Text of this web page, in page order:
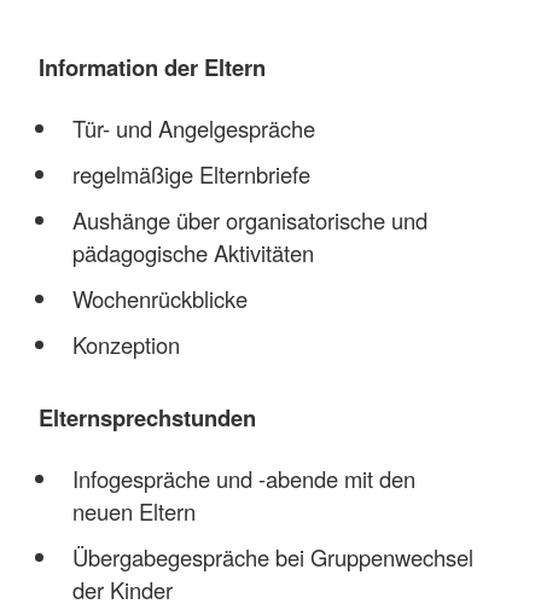
Information der Eltern
Tür- und Angelgespräche
regelmäßige Elternbriefe
Aushänge über organisatorische und
pädagogische Aktivitäten
Wochenrückblicke
Konzeption
Elternsprechstunden
Infogespräche und -abende mit den
neuen Eltern
Übergabegespräche bei Gruppenwechsel
der Kinder